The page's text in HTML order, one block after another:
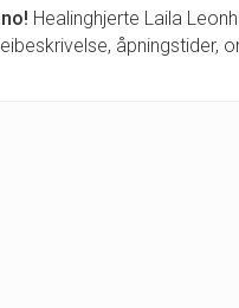
Healinghjerte Laila
åpningstider,